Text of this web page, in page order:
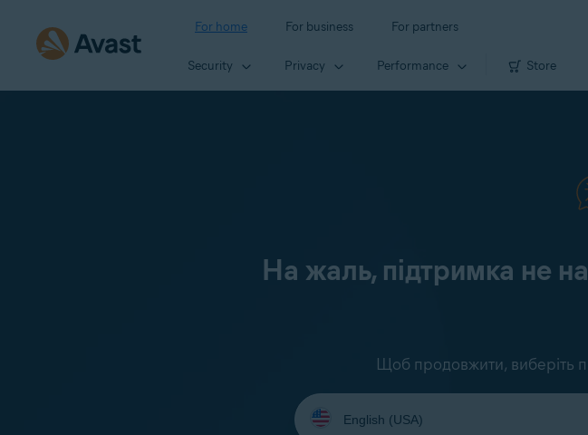
For home For business For partners
Security Privacy Performance Store
На жаль, підтримка не
Щоб продовжити, виберіть
Select
your